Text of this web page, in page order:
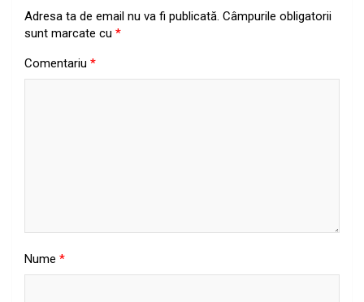
Adresa ta de email nu va fi publicată. Câmpurile obligatorii
sunt marcate cu *
Comentariu *
Nume *